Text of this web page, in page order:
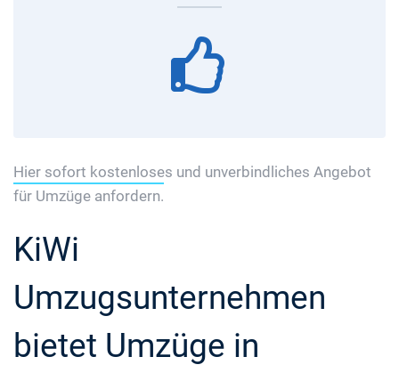
Hier sofort kostenloses und unverbindliches Angebot
für Umzüge anfordern.
KiWi
Umzugsunternehmen
bietet Umzüge in